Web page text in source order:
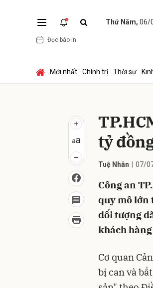
Thứ Năm, 06/
Đọc báo in
Mới nhất Chính trị Thời sự
tỷ
Tuệ Nhân 07/
Công an
quy mô lớn
đối tượng
khách
Cơ quan
bị can và